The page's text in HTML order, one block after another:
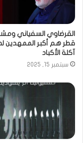
القرضاوي السفياني
قطر هم أكبر الممهدين
آكلة الأكباد
سبتمبر 15, 2025